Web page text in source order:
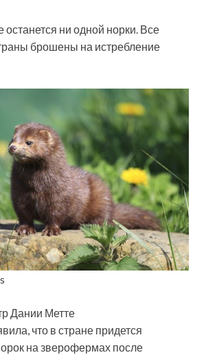
ни одной норки. Все
брошены на истребление
Дании Метте
что в стране придется
на зверофермах после